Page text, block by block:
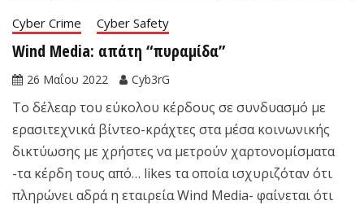
Cyber Crime Cyber Safety
Wind Media: απάτη “πυραμίδα”
26 Μαΐου 2022 Cyb3rG
Το δέλεαρ του εύκολου κέρδους σε συνδυασμό με
ερασιτεχνικά βίντεο-κράχτες στα μέσα κοινωνικής
δικτύωσης με χρήστες να μετρούν χαρτονομίσματα
-τα κέρδη τους από… likes τα οποία ισχυριζόταν ότι
πληρώνει αδρά η εταιρεία Wind Media- φαίνεται ότι